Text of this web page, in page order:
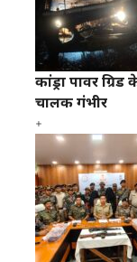
कांड्रा पावर
चालक गंभीर